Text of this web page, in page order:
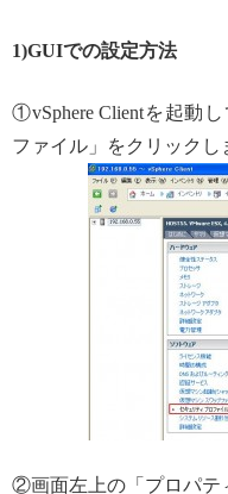
1)GUIでの設定方法
①vSphere Clientを起動
ファイル」をクリックし
②画面左上の「プロパテ